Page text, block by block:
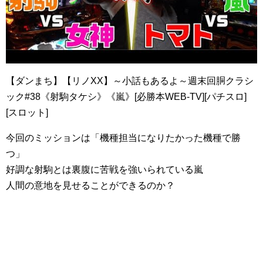
【ダンまち】【リノXX】～小話もあるよ～週末回胴クラシ
ック#38《射駒タケシ》《嵐》[必勝本WEB-TV][パチスロ]
[スロット]
今回のミッションは「機種担当になりたかった機種で勝
つ」
好調な射駒とは裏腹に苦戦を強いられている嵐
人間の意地を見せることができるのか？